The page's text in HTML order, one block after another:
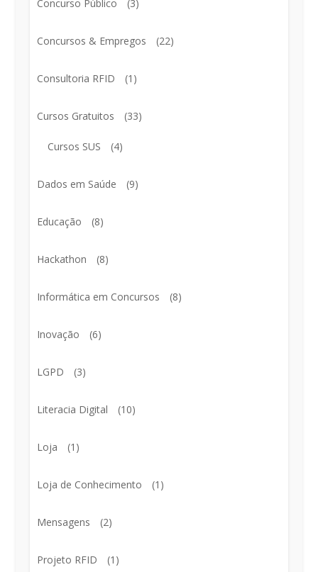
Concurso Público (3)
Concursos & Empregos (22)
Consultoria RFID (1)
Cursos Gratuitos (33)
Cursos SUS (4)
Dados em Saúde (9)
Educação (8)
Hackathon (8)
Informática em Concursos (8)
Inovação (6)
LGPD (3)
Literacia Digital (10)
Loja (1)
Loja de Conhecimento (1)
Mensagens (2)
Projeto RFID (1)